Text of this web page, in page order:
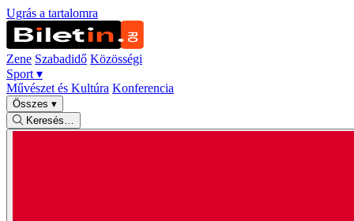
Ugrás a tartalomra
Zene Szabadidő Közösségi
Sport ▾
Művészet és Kultúra Konferencia
Összes ▾
Keresés…